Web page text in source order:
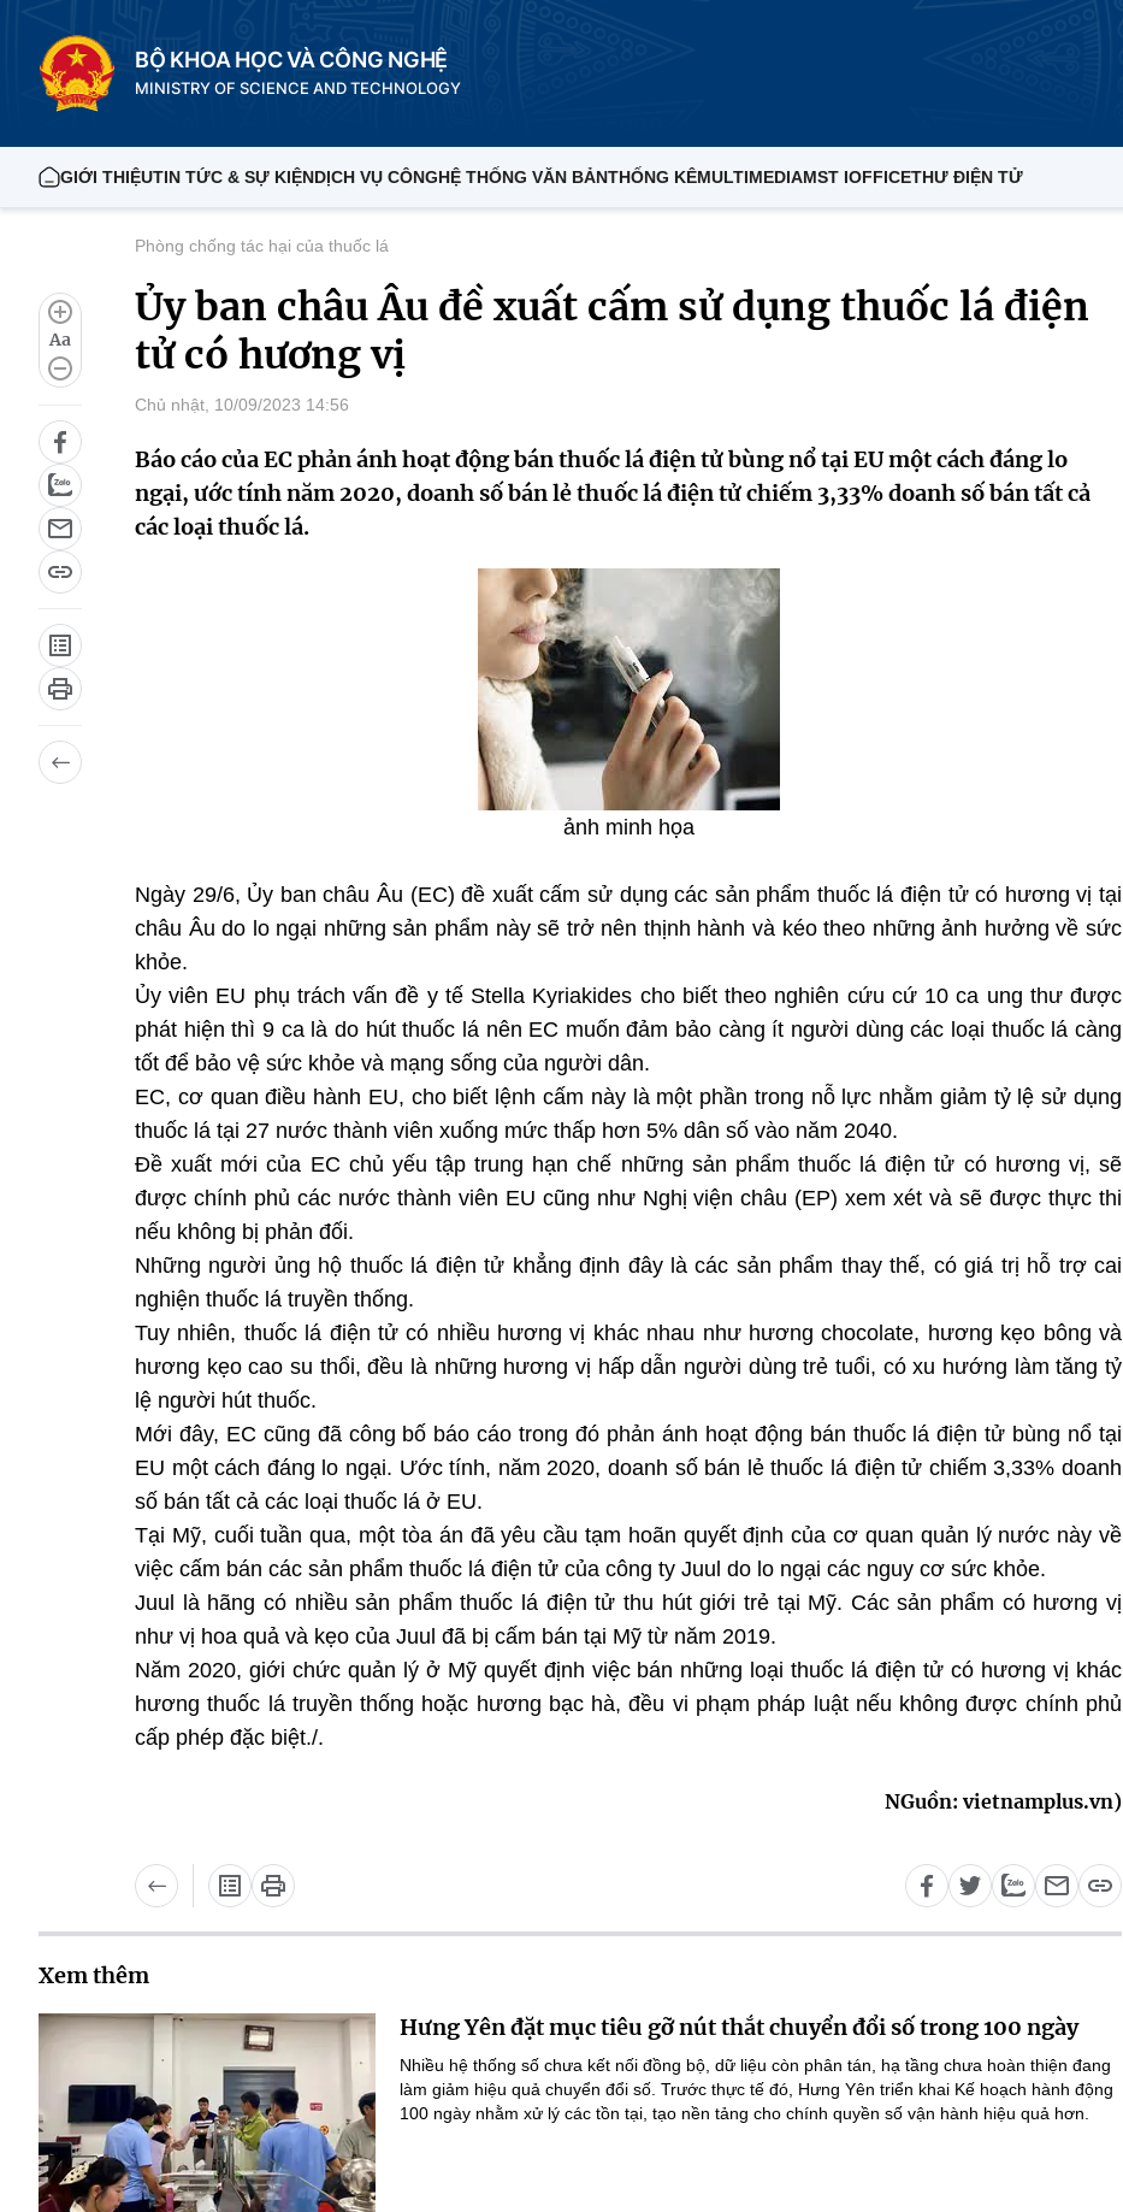
BỘ KHOA HỌC VÀ CÔNG NGHỆ
MINISTRY OF SCIENCE AND TECHNOLOGY
GIỚI THIỆUTIN TỨC & SỰ KIỆNDỊCH VỤ CÔNGHỆ THỐNG VĂN BẢNTHỐNG KÊMULTIMEDIAMST IOFFICETHƯ ĐIỆN TỬ
Aa
Phòng chống tác hại của thuốc lá
Ủy ban châu Âu đề xuất cấm sử dụng thuốc lá điện
tử có hương vị
Chủ nhật, 10/09/2023 14:56
Báo cáo của EC phản ánh hoạt động bán thuốc lá điện tử bùng nổ tại EU một cách đáng lo
ngại, ước tính năm 2020, doanh số bán lẻ thuốc lá điện tử chiếm 3,33% doanh số bán tất cả
các loại thuốc lá.
ảnh minh họa
Ngày 29/6, Ủy ban châu Âu (EC) đề xuất cấm sử dụng các sản phẩm thuốc lá điện tử có hương vị tại
châu Âu do lo ngại những sản phẩm này sẽ trở nên thịnh hành và kéo theo những ảnh hưởng về sức
khỏe.
Ủy viên EU phụ trách vấn đề y tế Stella Kyriakides cho biết theo nghiên cứu cứ 10 ca ung thư được
phát hiện thì 9 ca là do hút thuốc lá nên EC muốn đảm bảo càng ít người dùng các loại thuốc lá càng
tốt để bảo vệ sức khỏe và mạng sống của người dân.
EC, cơ quan điều hành EU, cho biết lệnh cấm này là một phần trong nỗ lực nhằm giảm tỷ lệ sử dụng
thuốc lá tại 27 nước thành viên xuống mức thấp hơn 5% dân số vào năm 2040.
Đề xuất mới của EC chủ yếu tập trung hạn chế những sản phẩm thuốc lá điện tử có hương vị, sẽ
được chính phủ các nước thành viên EU cũng như Nghị viện châu (EP) xem xét và sẽ được thực thi
nếu không bị phản đối.
Những người ủng hộ thuốc lá điện tử khẳng định đây là các sản phẩm thay thế, có giá trị hỗ trợ cai
nghiện thuốc lá truyền thống.
Tuy nhiên, thuốc lá điện tử có nhiều hương vị khác nhau như hương chocolate, hương kẹo bông và
hương kẹo cao su thổi, đều là những hương vị hấp dẫn người dùng trẻ tuổi, có xu hướng làm tăng tỷ
lệ người hút thuốc.
Mới đây, EC cũng đã công bố báo cáo trong đó phản ánh hoạt động bán thuốc lá điện tử bùng nổ tại
EU một cách đáng lo ngại. Ước tính, năm 2020, doanh số bán lẻ thuốc lá điện tử chiếm 3,33% doanh
số bán tất cả các loại thuốc lá ở EU.
Tại Mỹ, cuối tuần qua, một tòa án đã yêu cầu tạm hoãn quyết định của cơ quan quản lý nước này về
việc cấm bán các sản phẩm thuốc lá điện tử của công ty Juul do lo ngại các nguy cơ sức khỏe.
Juul là hãng có nhiều sản phẩm thuốc lá điện tử thu hút giới trẻ tại Mỹ. Các sản phẩm có hương vị
như vị hoa quả và kẹo của Juul đã bị cấm bán tại Mỹ từ năm 2019.
Năm 2020, giới chức quản lý ở Mỹ quyết định việc bán những loại thuốc lá điện tử có hương vị khác
hương thuốc lá truyền thống hoặc hương bạc hà, đều vi phạm pháp luật nếu không được chính phủ
cấp phép đặc biệt./.
NGuồn: vietnamplus.vn)
Xem thêm
Hưng Yên đặt mục tiêu gỡ nút thắt chuyển đổi số trong 100 ngày
Nhiều hệ thống số chưa kết nối đồng bộ, dữ liệu còn phân tán, hạ tầng chưa hoàn thiện đang
làm giảm hiệu quả chuyển đổi số. Trước thực tế đó, Hưng Yên triển khai Kế hoạch hành động
100 ngày nhằm xử lý các tồn tại, tạo nền tảng cho chính quyền số vận hành hiệu quả hơn.